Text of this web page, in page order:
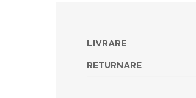
LIVRARE
RETURNARE